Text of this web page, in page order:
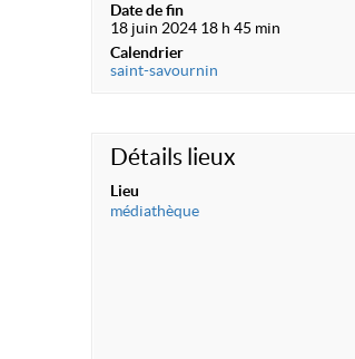
Date de fin
18 juin 2024 18 h 45 min
Calendrier
saint-savournin
Détails lieux
Lieu
médiathèque